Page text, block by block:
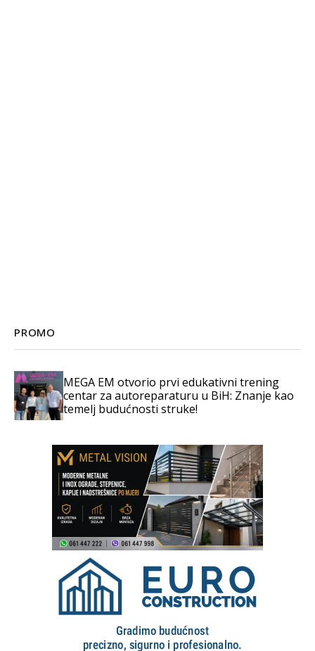
PROMO
MEGA EM otvorio prvi edukativni trening
centar za autoreparaturu u BiH: Znanje kao
temelj budućnosti struke!